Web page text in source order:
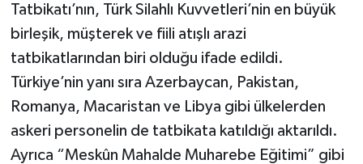
Tatbikatı’nın, Türk Silahlı Kuvvetleri’nin en büyük
birleşik, müşterek ve fiili atışlı arazi
tatbikatlarından biri olduğu ifade edildi.
Türkiye’nin yanı sıra Azerbaycan, Pakistan,
Romanya, Macaristan ve Libya gibi ülkelerden
askeri personelin de tatbikata katıldığı aktarıldı.
Ayrıca “Meskûn Mahalde Muharebe Eğitimi” gibi